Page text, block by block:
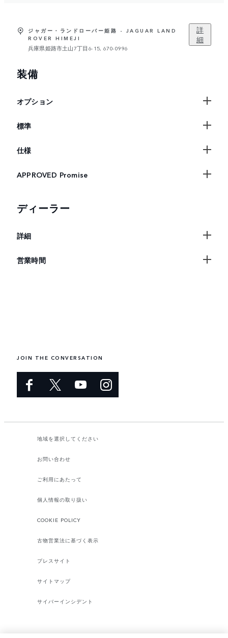
ジャガー・ランドローバー姫路 - JAGUAR LAND
ROVER HIMEJI
兵庫県姫路市土山7丁目6-15, 670-0996
詳
細
装備
オプション
標準
仕様
APPROVED Promise
ディーラー
詳細
営業時間
JOIN THE CONVERSATION
地域を選択してください​
お問い合わせ
ご利用にあたって
個人情報の取り扱い
COOKIE POLICY
古物営業法に基づく表示
プレスサイト
サイトマップ
サイバーインシデント